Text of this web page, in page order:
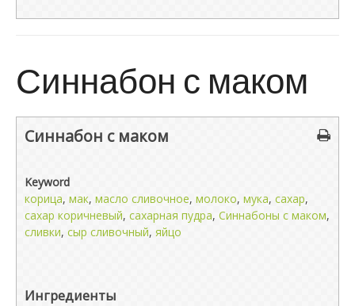
Синнабон с маком
Синнабон с маком
Keyword
корица, мак, масло сливочное, молоко, мука, сахар,
сахар коричневый, сахарная пудра, Синнабоны с маком,
сливки, сыр сливочный, яйцо
Ингредиенты